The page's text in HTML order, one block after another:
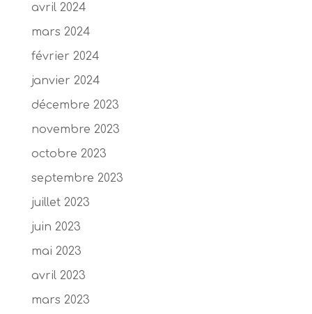
avril 2024
mars 2024
février 2024
janvier 2024
décembre 2023
novembre 2023
octobre 2023
septembre 2023
juillet 2023
juin 2023
mai 2023
avril 2023
mars 2023